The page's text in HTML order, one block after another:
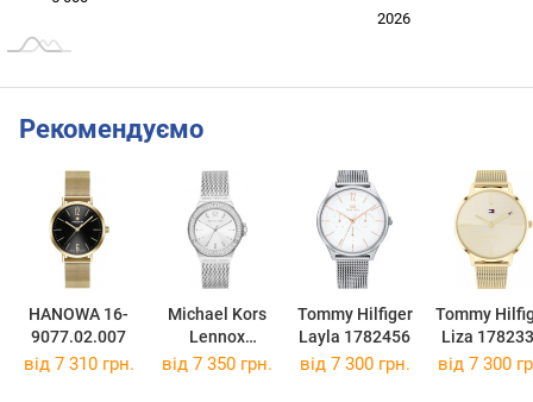
2026
Рекомендуємо
HANOWA 16-
9077.02.007
Michael Kors
Lennox
MK7337
Tommy Hilfiger
Layla 1782456
Tommy
Liza
від 7 310 грн. від 7 350 грн. від 7 300 грн. від 7 300